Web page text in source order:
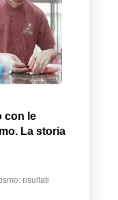
con le
La storia
risultati